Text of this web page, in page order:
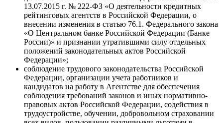
13.07.2015 г. № 222-ФЗ «О деятельности кредитных
рейтинговых агентств в Российской Федерации, о
внесении изменения в статью 76.1. Федерального закона
«О Центральном банке Российской Федерации (Банке
России)» и признании утратившими силу отдельных
положений законодательных актов Российской
Федерации»;
соблюдение трудового законодательства Российской
Федерации, организации учета работников и
кандидатов на работу в Агентстве для обеспечения
соблюдения требований законов и иных нормативно-
правовых актов Российской Федерации, содействия в
трудоустройстве, обучении, добровольном страховании